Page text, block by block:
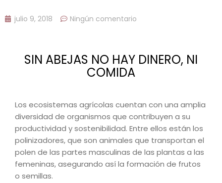
julio 9, 2018 Ningún comentario
SIN ABEJAS NO HAY DINERO, NI
COMIDA
Los ecosistemas agrícolas cuentan con una amplia
diversidad de organismos que contribuyen a su
productividad y sostenibilidad. Entre ellos están los
polinizadores, que son animales que transportan el
polen de las partes masculinas de las plantas a las
femeninas, asegurando así la formación de frutos
o semillas.